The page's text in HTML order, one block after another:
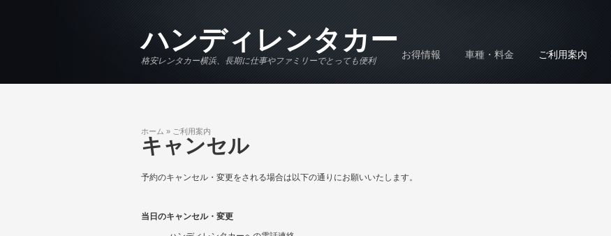
ハンディレンタカー
格安レンタカー横浜、長期に仕事やファミリーでとっても便利
お得情報 車種・料金 ご利用案内
現在地
ホーム » ご利用案内
キャンセル
予約のキャンセル・変更をされる場合は以下の通りにお願いいたします。
当日のキャンセル・変更